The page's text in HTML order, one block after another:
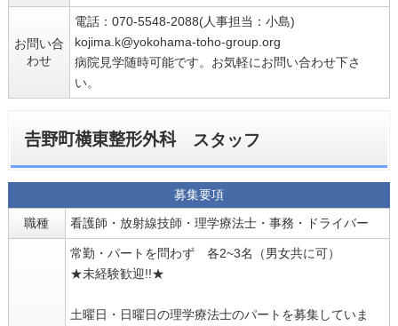
お問い合
わせ
電話：070-5548-2088(人事担当：小島)
kojima.k@yokohama-toho-group.org
病院見学随時可能です。お気軽にお問い合わせ下さ
い。
𠮷野町横東整形外科 スタッフ
募集要項
職種
看護師・放射線技師・理学療法士・事務・ドライバー
常勤・パートを問わず 各2~3名（男女共に可）
★未経験歓迎!!★
土曜日・日曜日の理学療法士のパートを募集していま